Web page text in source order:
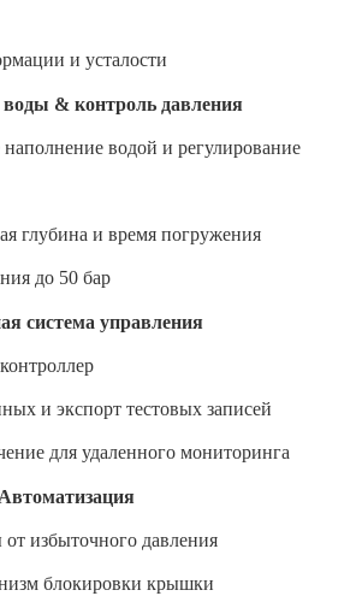
и усталости
& контроль давления
наполнение водой и регулирование
глубина и время погружения
до 50 бар
система управления
и экспорт тестовых записей
для удаленного мониторинга
избыточного давления
блокировки крышки